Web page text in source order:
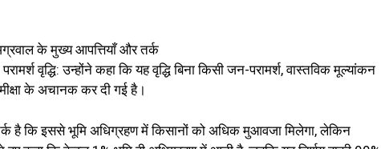
के मुख्य आपत्तियाँ और तर्क
वृद्धि: उन्होंने कहा कि यह वृद्धि बिना किसी जन-परामर्श, वास्तविक मूल्यांकन
के अचानक कर दी गई है।
है कि इससे भूमि अधिग्रहण में किसानों को अधिक मुआवजा मिलेगा, लेकिन